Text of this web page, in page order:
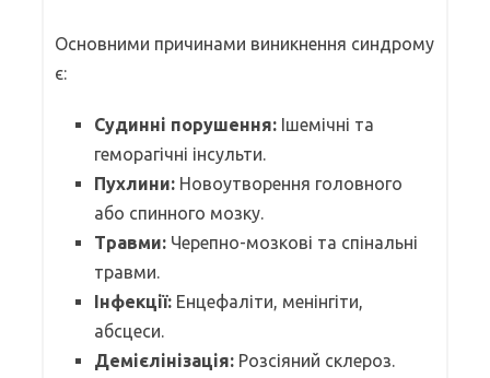
Основними причинами виникнення синдрому
є:
Судинні порушення: Ішемічні та
геморагічні інсульти.
Пухлини: Новоутворення головного
або спинного мозку.
Травми: Черепно-мозкові та спінальні
травми.
Інфекції: Енцефаліти, менінгіти,
абсцеси.
Демієлінізація: Розсіяний склероз.